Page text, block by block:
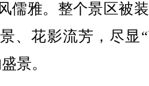
儒雅。整个景区被
、花影流芳，尽显
景。